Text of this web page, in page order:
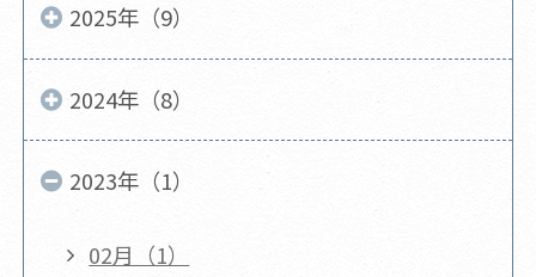
2025年（9）
2024年（8）
2023年（1）
02月（1）